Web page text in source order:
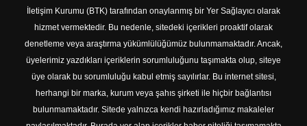
İletişim Kurumu (BTK) tarafından onaylanmış bir Yer Sağlayıcı olarak
hizmet vermektedir. Bu nedenle, sitedeki içerikleri proaktif olarak
denetleme veya araştırma yükümlülüğümüz bulunmamaktadır. Ancak,
üyelerimiz yazdıkları içeriklerin sorumluluğunu taşımakta olup, siteye
üye olarak bu sorumluluğu kabul etmiş sayılırlar. Bu internet sitesi,
herhangi bir marka, kurum veya şahıs şirketi ile hiçbir bağlantısı
bulunmamaktadır. Sitede yalnızca kendi hazırladığımız makaleler